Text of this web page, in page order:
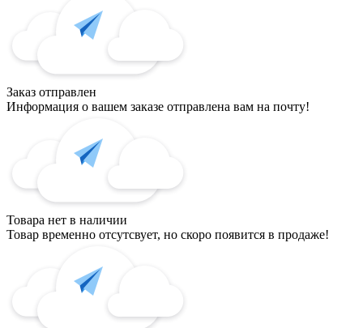
Заказ отправлен
Информация о вашем заказе отправлена вам на почту!
Товара нет в наличии
Товар временно отсутсвует, но скоро появится в продаже!